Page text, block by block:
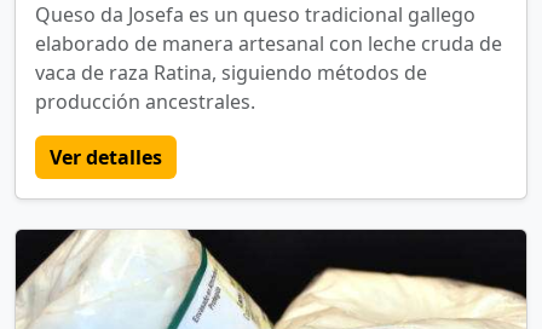
Queso da Josefa es un queso tradicional gallego
elaborado de manera artesanal con leche cruda de
vaca de raza Ratina, siguiendo métodos de
producción ancestrales.
Ver detalles